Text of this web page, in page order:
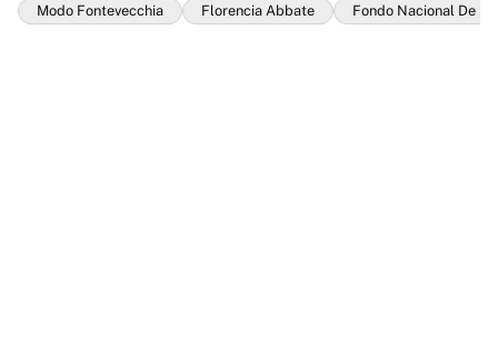
Modo Fontevecchia Florencia Abbate Fondo Nacional De